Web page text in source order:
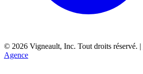
© 2026 Vigneault, Inc. Tout droits réservé. |
Agence